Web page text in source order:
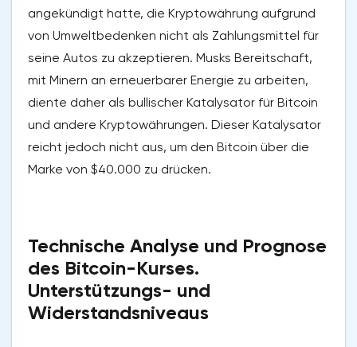
angekündigt hatte, die Kryptowährung aufgrund
von Umweltbedenken nicht als Zahlungsmittel für
seine Autos zu akzeptieren. Musks Bereitschaft,
mit Minern an erneuerbarer Energie zu arbeiten,
diente daher als bullischer Katalysator für Bitcoin
und andere Kryptowährungen. Dieser Katalysator
reicht jedoch nicht aus, um den Bitcoin über die
Marke von $40.000 zu drücken.
Technische Analyse und Prognose
des Bitcoin-Kurses.
Unterstützungs- und
Widerstandsniveaus